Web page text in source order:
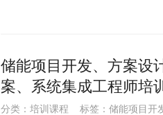
储能项目开发、方案
案、系统集成工程师培
分类： 培训课程 标签： 储能项目开